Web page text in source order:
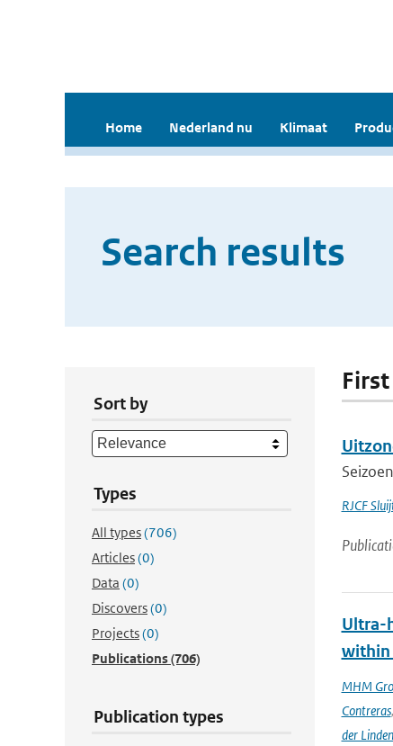
Home Nederland nu Klimaat
Search results
Sort by
Types
All types(706)
Articles(0)
Data (0)
Discovers(0)
Projects(0)
Publications(706)
Publication types
RJCF
Ultra-
within
MHM
Contreras,
der Linden